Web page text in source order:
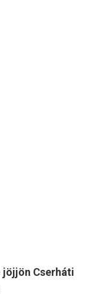
jöjjön Cserháti